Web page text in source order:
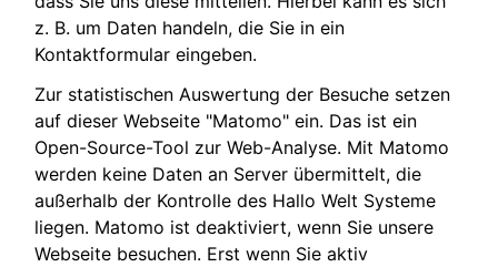
z. B. um Daten handeln, die Sie in ein
Kontaktformular eingeben.
Zur statistischen Auswertung der Besuche setzen
auf dieser Webseite "Matomo" ein. Das ist ein
Open-Source-Tool zur Web-Analyse. Mit Matomo
werden keine Daten an Server übermittelt, die
außerhalb der Kontrolle des Hallo Welt Systeme
liegen. Matomo ist deaktiviert, wenn Sie unsere
Webseite besuchen. Erst wenn Sie aktiv